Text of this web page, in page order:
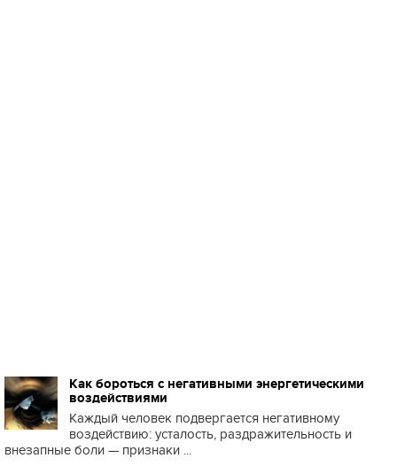
Как бороться с негативными энергетическими
воздействиями
Каждый человек подвергается негативному
воздействию: усталость, раздражительность и
внезапные боли — признаки ...